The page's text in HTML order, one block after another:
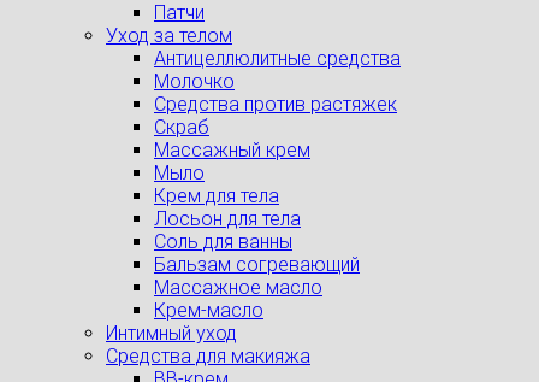
Патчи
Уход за телом
Антицеллюлитные средства
Молочко
Средства против растяжек
Скраб
Массажный крем
Мыло
Крем для тела
Лосьон для тела
Соль для ванны
Бальзам согревающий
Массажное масло
Крем-масло
Интимный уход
Средства для макияжа